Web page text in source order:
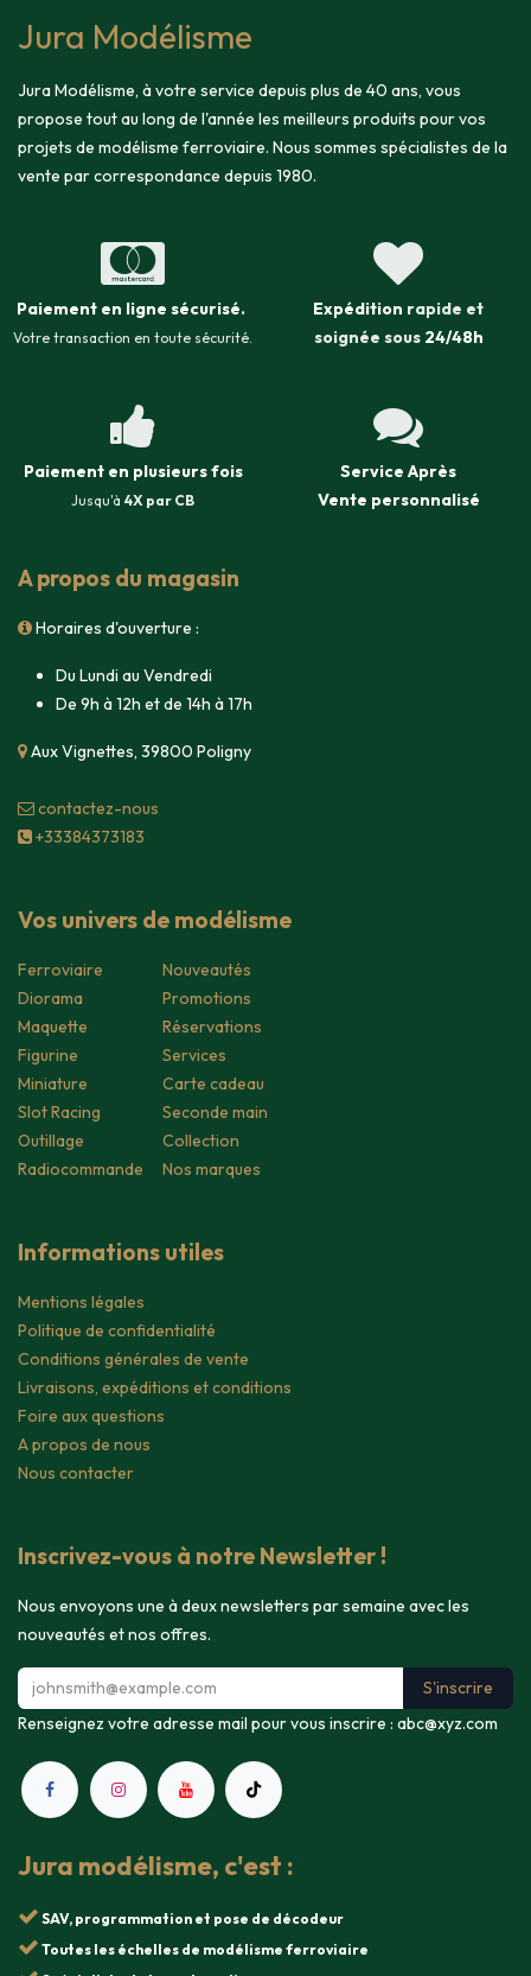
Jura Modélisme
Jura Modélisme, à votre service depuis plus de 40 ans, vous
propose tout au long de l'année les meilleurs produits pour vos
projets de modélisme ferroviaire. Nous sommes spécialistes de la
vente par correspondance depuis 1980.
Paiement en ligne sécurisé.
Votre transaction en toute sécurité.
Expédition rapide et
soignée sous 24/48h
Paiement en plusieurs fois
Jusqu'à 4X par CB
Service Après
Vente personnalisé
A propos du magasin
Horaires d'ouverture :
Du Lundi au Vendredi
De 9h à 12h et de 14h à 17h
Aux Vignettes, 39800 Poligny
contacte​z-nous
+33384373183
Vos univers de modélisme
Ferroviaire
Diorama
Maquette
Figurine
Miniature
Slot Racing
Outillage
Radiocommande
Nouveautés
Promotions
Réservations
Services
Carte cadeau
Seconde main
Collection
Nos marques
Informations utiles
Mentions légales
Politique de confidentialité
Conditions générales de vente
Livraisons, expéditions et conditions
Foire aux questions
A propos de nous
Nous contacter
Inscrivez-vous à notre Newsletter !
Nous envoyons une à deux newsletters par semaine avec les
nouveautés et nos offres.
S'inscrire
Renseignez votre adresse mail pour vous inscrire : abc@xyz.com
Jura modélisme, c'est :
SAV, programmation et pose de décodeur
Toutes les échelles de modélisme ferroviaire